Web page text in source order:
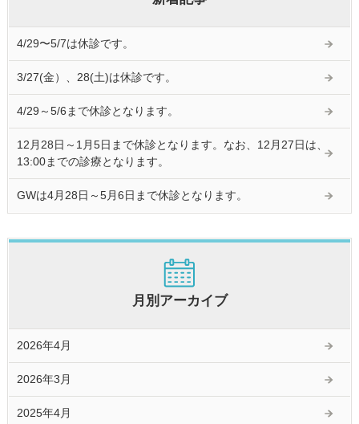
4/29〜5/7は休診です。
3/27(金）、28(土)は休診です。
4/29～5/6まで休診となります。
12月28日～1月5日まで休診となります。なお、12月27日は、
13:00までの診療となります。
GWは4月28日～5月6日まで休診となります。
月別アーカイブ
2026年4月
2026年3月
2025年4月